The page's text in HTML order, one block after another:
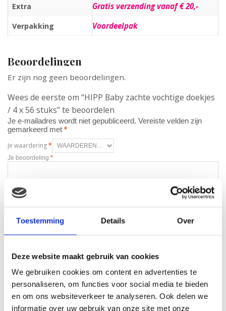
Toestemming Details Over
Deze website maakt gebruik van cookies
We gebruiken cookies om content en advertenties te
personaliseren, om functies voor social media te bieden
en om ons websiteverkeer te analyseren. Ook delen we
informatie over uw gebruik van onze site met onze
Extra Gratis verzending vanaf € 20,-
Verpakking Voordeelpak
Beoordelingen
Er zijn nog geen beoordelingen.
Wees de eerste om “HIPP Baby zachte vochtige doekjes
/ 4 x 56 stuks” te beoordelen
Je e-mailadres wordt niet gepubliceerd. Vereiste velden zijn
gemarkeerd met *
Je waardering*
Je beoordeling *
E-mail*